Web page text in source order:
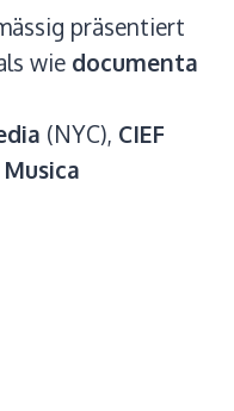
präsentiert
wie documenta
(NYC), CIEF